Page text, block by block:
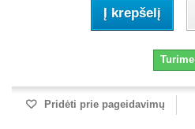
Į krepšelį
Turime
Pridėti prie pageidavimų